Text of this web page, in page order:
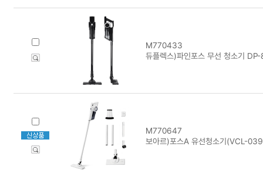
M770433
듀플렉스)파인포스 무선 청소기
M770647
보아르)포스A 유선청소기(VCL-